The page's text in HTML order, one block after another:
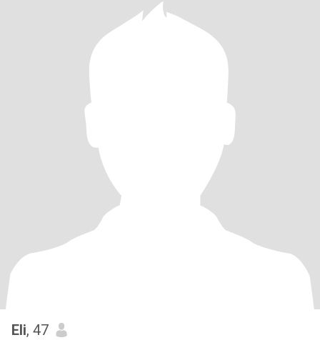
Eli, 47